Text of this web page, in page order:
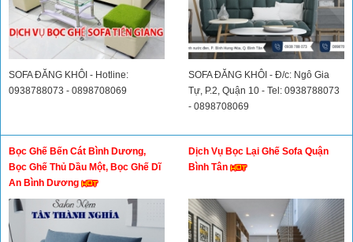
SOFA ĐĂNG KHÔI - Hotline:
0938788073 - 0898708069
SOFA ĐĂNG KHÔI - Đ/c: Ngô Gia
Tự, P.2, Quận 10 - Tel: 0938788073
- 0898708069
Bọc Ghế Bến Cát Bình Dương,
Bọc Ghế Thủ Dầu Một, Bọc Ghế Dĩ
An Bình Dương
Dịch Vụ Bọc Lại Ghế Sofa Quận
Bình Tân